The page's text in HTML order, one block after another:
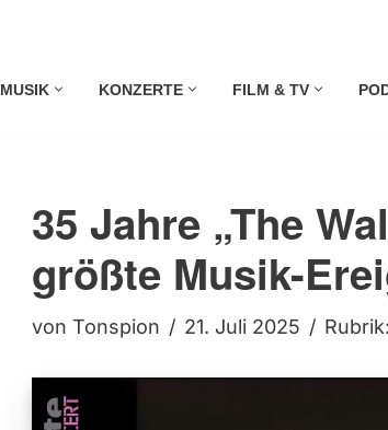
MUSIK KONZERTE FILM & TV
35 Jahre „The
größte Musik-
vonTonspion 21. Juli 2025 Rubrik: